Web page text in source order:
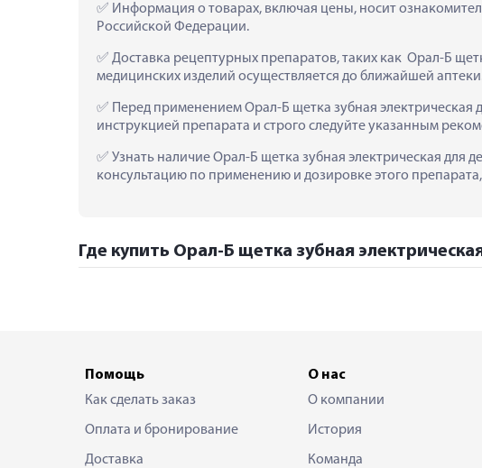
Информация о товарах, включая цены, носит
Российской Федерации.
Доставка рецептурных препаратов, таких как  Орал-Б
медицинских изделий осуществляется до ближайшей
Перед применением Орал-Б щетка зубная электрическая
инструкцией препарата и строго следуйте указанным
Узнать наличие Орал-Б щетка зубная электрическая для
консультацию по применению и дозировке этого
Где купить Орал-Б щетка зубная
Помощь
Как сделать заказ
Оплата и бронирование
Доставка
О нас
О компании
История
Команда